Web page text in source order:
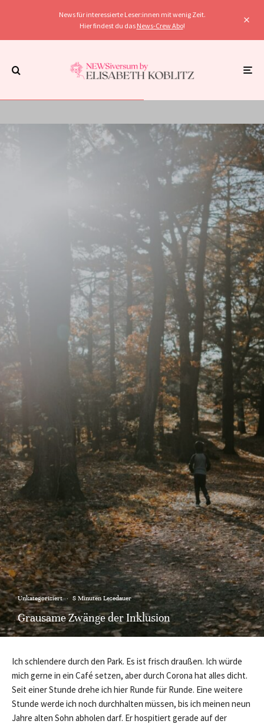
News für interessierte Leser:innen mit wenig Zeit.
Hier findest du das News-Crew Abo!
Unkategorisiert · 8 Minuten Lesedauer
Grausame Zwänge der Inklusion
Ich schlendere durch den Park. Es ist frisch draußen. Ich würde
mich gerne in ein Café setzen, aber durch Corona hat alles dicht.
Seit einer Stunde drehe ich hier Runde für Runde. Eine weitere
Stunde werde ich noch durchhalten müssen, bis ich meinen neun
Jahre alten Sohn abholen darf. Er hospitiert gerade auf der